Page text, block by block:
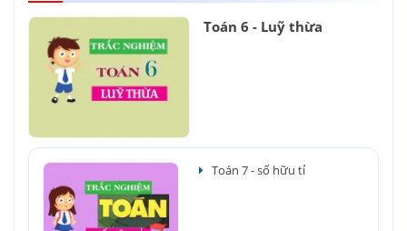
Toán 6 - Luỹ thừa
Toán 7 - số hữu tỉ